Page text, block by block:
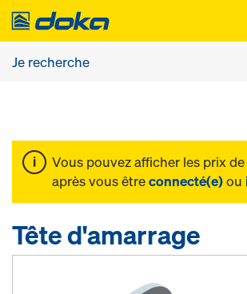
Vous pouvez afficher les prix
après vous êtreconnecté(e)ou
Tête d'amarrage